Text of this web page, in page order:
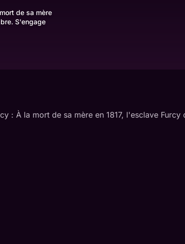
de sa mère
S'engage
: À la mort de sa mère en 1817, l'esclave